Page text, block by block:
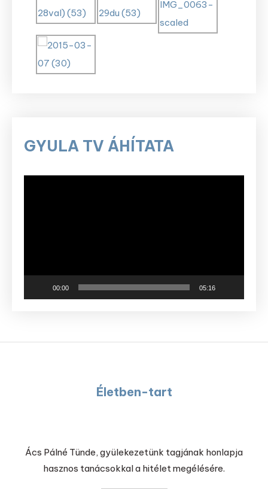
GYULA TV ÁHÍTATA
00:00 05:16
Életben-tart
Ács Pálné Tünde, gyülekezetünk tagjának honlapja
hasznos tanácsokkal a hitélet megélésére.